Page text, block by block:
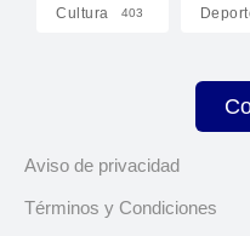
Cultura 403
Aviso de privacidad
Términos y Condiciones